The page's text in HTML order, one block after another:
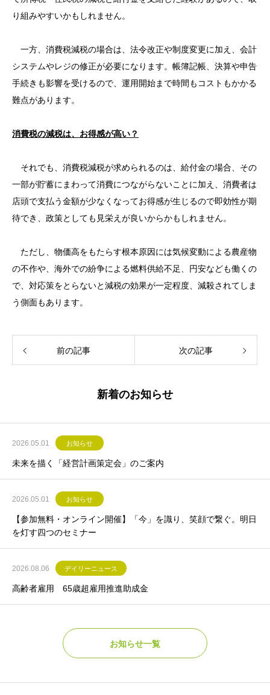
り組みやすいかもしれません。
一方、消費税減税の場合は、法令改正や制度変更に加え、会計
システムやレジの修正が必要になります。帳簿記帳、決算や申告
手続きも影響を受けるので、運用開始まで時間もコストもかかる
難点があります。
消費税の減税は、お得感が高い？
それでも、消費税減税が求められるのは、給付金の場合、その
一部が貯蓄にまわって消費につながらないことに加え、消費者は
店頭で支払う金額が少なくなってお得感が生じるので即効性が期
待でき、政策としても見栄えが良いからかもしれません。
ただし、物価高をもたらす根本原因には気候変動による農産物
の不作や、海外での紛争による燃料供給不足、円安なども働くの
で、対応策をとらないと減税の効果が一定程度、減殺されてしま
う側面もあります。
前の記事 次の記事
新着のお知らせ
2026.05.01 お知らせ
未来を描く「経営計画策定会」のご案内
2026.05.01 お知らせ
【参加無料・オンライン開催】「今」を識り、笑顔で繋ぐ。明日
を灯す四つのセミナー
2026.08.06 デイリーニュース
高齢者雇用 65歳超雇用推進助成金
お知らせ一覧